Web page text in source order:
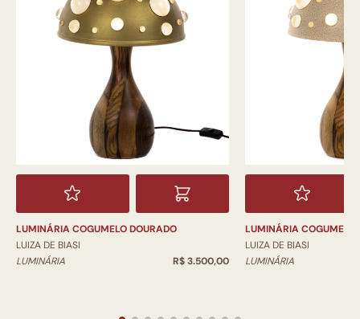
LUMINÁRIA COGUMELO DOURADO
LUIZA DE BIASI
LUMINÁRIA
R$ 3.500,00
LUMINÁRIA COGUMELO
LUIZA DE BIASI
LUMINÁRIA